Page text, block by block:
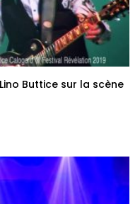
Buttice sur la scène